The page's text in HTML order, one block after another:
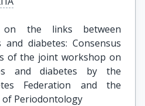
on the links between
and diabetes: Consensus
of the joint workshop on
and diabetes by the
Federation and the
of Periodontology